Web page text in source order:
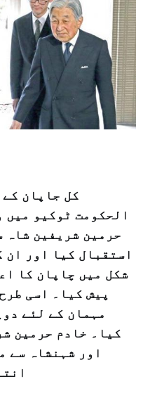
کل جاپان
الحکومت ٹوکیو
حرمین شریفین شاہ
استقبال کیا اور
شکل میں چاپان کا
پیش کیا۔ اسی
مہمان کے لئے
کیا۔ خادم حرمین
اور شہنشاہ سے